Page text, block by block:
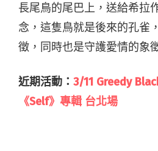
長尾鳥的尾巴上，送給希拉
念，這隻鳥就是後來的孔雀
徵，同時也是守護愛情的象
近期活動： 3/11 Greedy
《Self》專輯 台北場